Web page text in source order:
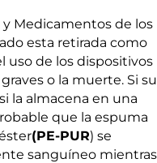
Medicamentos de los
esta retirada como
uso de los dispositivos
o la muerte. Si su
la almacena en una
que la espuma
(PE-PUR) se
sanguíneo mientras